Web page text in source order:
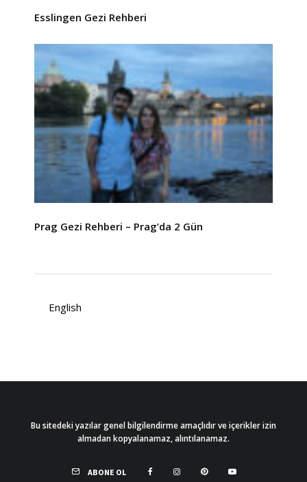
Esslingen Gezi Rehberi
Prag Gezi Rehberi – Prag’da 2 Gün
English
Bu sitedeki yazılar genel bilgilendirme amaçlıdır ve içerikler izin
almadan kopyalanamaz, alıntılanamaz.
ABONE OL